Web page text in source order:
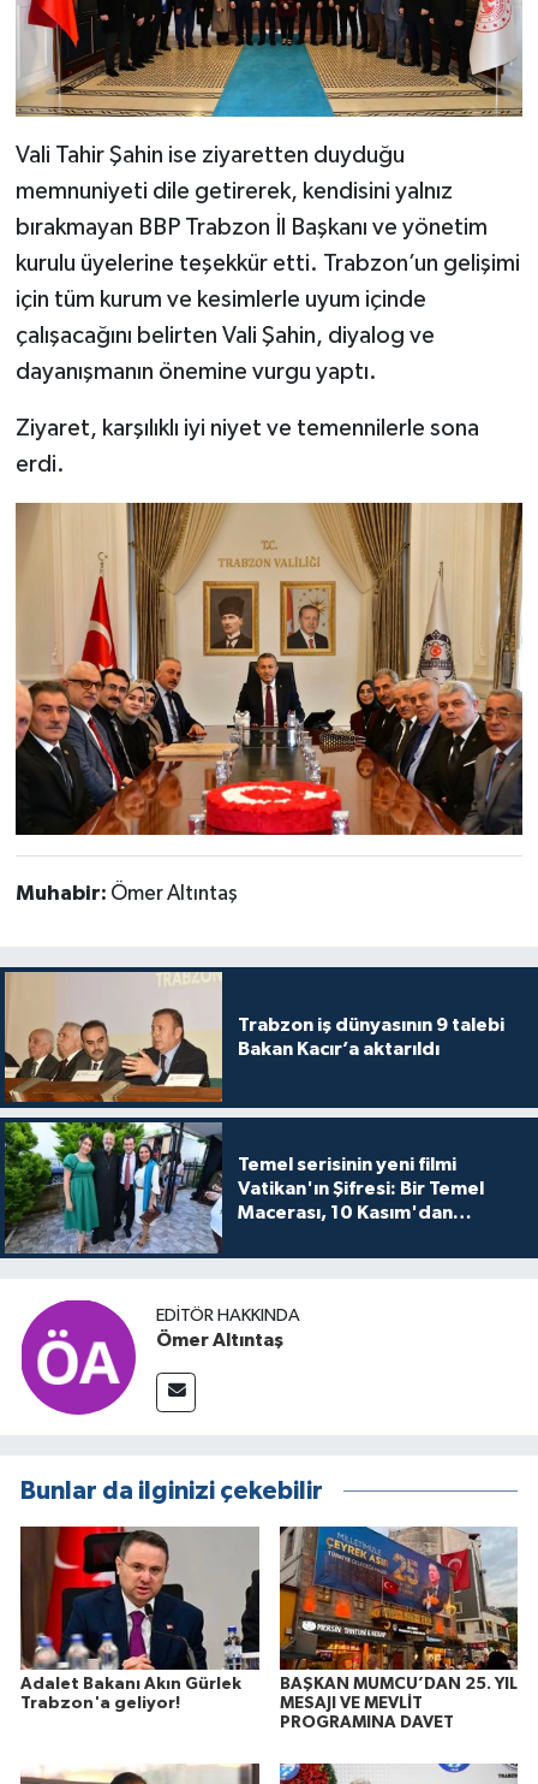
Vali Tahir Şahin ise ziyaretten duyduğu
memnuniyeti dile getirerek, kendisini yalnız
bırakmayan BBP Trabzon İl Başkanı ve yönetim
kurulu üyelerine teşekkür etti. Trabzon’un gelişimi
için tüm kurum ve kesimlerle uyum içinde
çalışacağını belirten Vali Şahin, diyalog ve
dayanışmanın önemine vurgu yaptı.
Ziyaret, karşılıklı iyi niyet ve temennilerle sona
erdi.
Muhabir: Ömer Altıntaş
Trabzon iş dünyasının 9 talebi
Bakan Kacır’a aktarıldı
Temel serisinin yeni filmi
Vatikan'ın Şifresi: Bir Temel
Macerası, 10 Kasım'dan
buluşuyo
EDITÖR HAKKINDA
Ömer Altıntaş
Bunlar da ilginizi çekebilir
Adalet Bakanı Akın Gürlek
Trabzon'a geliyor!
BAŞKAN MUMCU’DAN 25. YIL
MESAJI VE MEVLİT
PROGRAMINA DAVET